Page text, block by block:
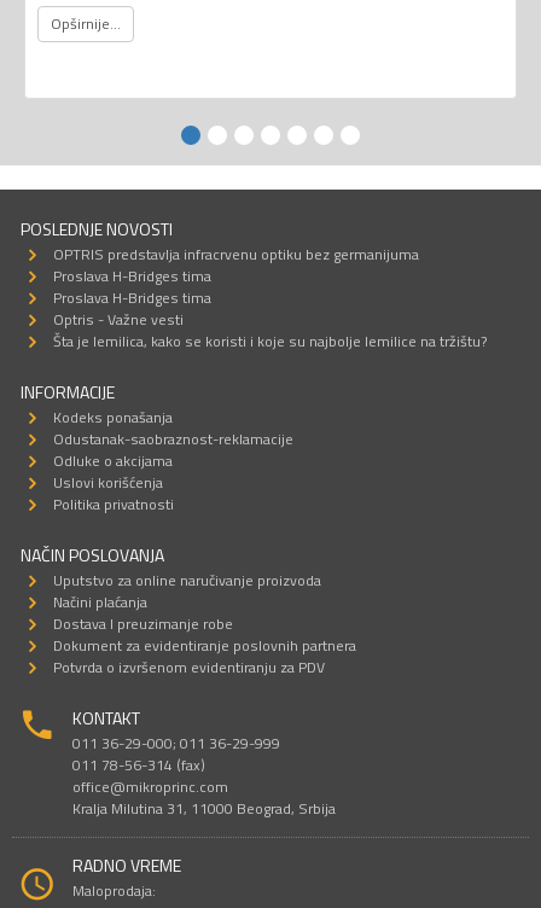
Opširnije...
POSLEDNJE NOVOSTI
OPTRIS predstavlja infracrvenu optiku bez germanijuma
Proslava H-Bridges tima
Proslava H-Bridges tima
Optris - Važne vesti
Šta je lemilica, kako se koristi i koje su najbolje lemilice na tržištu?
INFORMACIJE
Kodeks ponašanja
Odustanak-saobraznost-reklamacije
Odluke o akcijama
Uslovi korišćenja
Politika privatnosti
NAČIN POSLOVANJA
Uputstvo za online naručivanje proizvoda
Načini plaćanja
Dostava I preuzimanje robe
Dokument za evidentiranje poslovnih partnera
Potvrda o izvršenom evidentiranju za PDV
KONTAKT
011 36-29-000; 011 36-29-999
011 78-56-314 (fax)
office@mikroprinc.com
Kralja Milutina 31, 11000 Beograd, Srbija
RADNO VREME
Maloprodaja: